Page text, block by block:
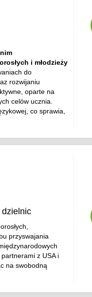
i młodzieży
do
rozwijaniu
oparte na
celów ucznia.
co sprawia,
przyswajania
z USA i
na swobodną